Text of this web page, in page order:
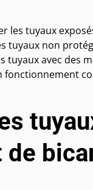
les tuyaux
tuyaux non
tuyaux avec des
fonctionnement